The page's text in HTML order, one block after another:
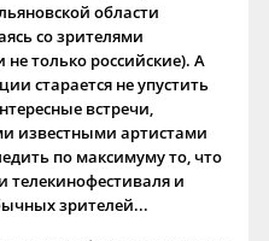
области
со зрителями
только российские). А
старается не упустить
встречи,
известными артистами
по максимуму то, что
телекинофестиваля и
зрителей...